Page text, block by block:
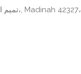
حي الغابة،، DMDA7618، 7618 تميم ابن معبد، 3370،, Madinah 42327،